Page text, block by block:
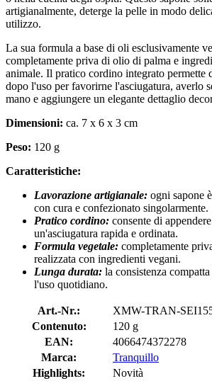
artigianalmente, deterge la pelle in modo
utilizzo.
La sua formula a base di oli esclusivamente
completamente priva di olio di palma e
animale. Il pratico cordino integrato permette
dopo l'uso per favorirne l'asciugatura, averlo
mano e aggiungere un elegante dettaglio
Dimensioni: ca. 7 x 6 x 3 cm
Peso: 120 g
Caratteristiche:
Lavorazione artigianale: ogni sapone
con cura e confezionato singolarmente.
Pratico cordino: consente di
un'asciugatura rapida e ordinata.
Formula vegetale: completamente
realizzata con ingredienti vegani.
Lunga durata: la consistenza
l'uso quotidiano.
Art.-Nr.:
XMW-TRAN-
Contenuto:
120 g
EAN:
4066474372278
Marca:
Tranquillo
Highlights:
Novità